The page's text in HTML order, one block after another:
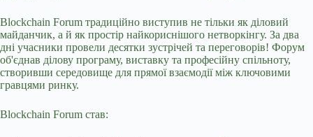
Blockchain Forum традиційно виступив не тільки як діловий
майданчик, а й як простір найкориснішого нетворкінгу. За два
дні учасники провели десятки зустрічей та переговорів! Форум
об'єднав ділову програму, виставку та професійну спільноту,
створивши середовище для прямої взаємодії між ключовими
гравцями ринку.
Blockchain Forum став: